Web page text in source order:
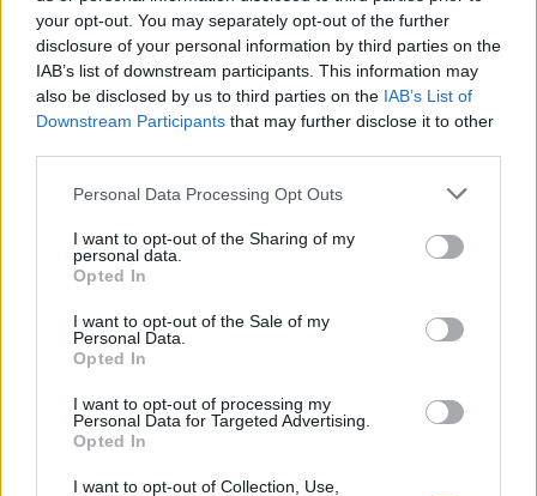
your opt-out. You may separately opt-out of the further
disclosure of your personal information by third parties on the
IAB’s list of downstream participants. This information may
also be disclosed by us to third parties on the IAB’s List of
Downstream Participants that may further disclose it to other
Personal Data Processing Opt Outs
I want to opt-out of the Sharing of my
personal data.
Opted In
I want to opt-out of the Sale of my
Personal Data.
Opted In
I want to opt-out of processing my
Personal Data for Targeted Advertising.
Opted In
I want to opt-out of Collection, Use,